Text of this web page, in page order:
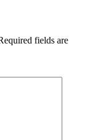
fields are